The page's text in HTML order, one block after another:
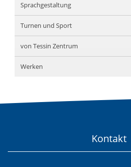
Sprachgestaltung
Turnen und Sport
von Tessin Zentrum
Werken
Kontakt